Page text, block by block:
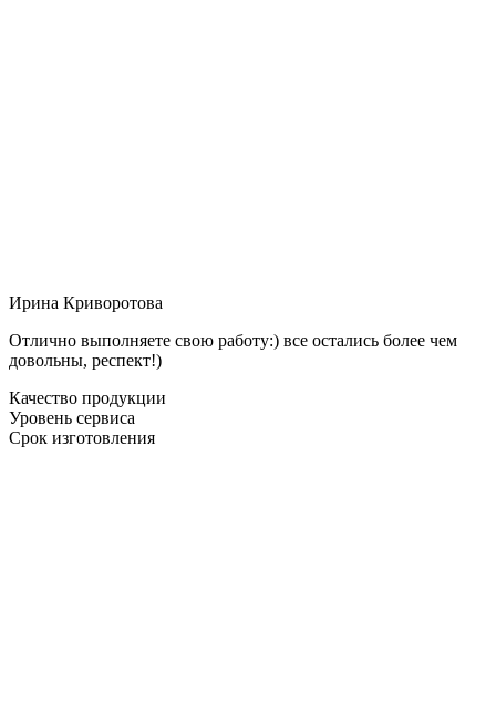
Ирина Криворотова
Отлично выполняете свою работу:) все остались более чем
довольны, респект!)
Качество продукции
Уровень сервиса
Срок изготовления